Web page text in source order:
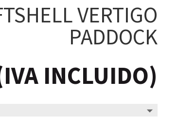
VERTIGO
PADDOCK
INCLUIDO)